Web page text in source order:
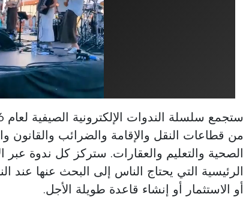
من قطاعات النقل والإقامة والضرائب والقانون
الصحية والتعليم والعقارات. ستركز كل ندوة
الرئيسية التي يحتاج الناس إلى البحث عنها عند
أو الاستثمار أو إنشاء قاعدة طويلة الأجل.